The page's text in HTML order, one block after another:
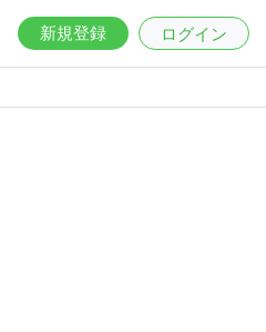
新規登録 ログイン